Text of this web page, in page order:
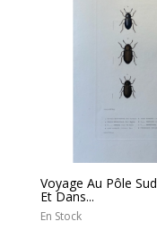
Voyage Au Pôle Sud
Et Dans...
En Stock